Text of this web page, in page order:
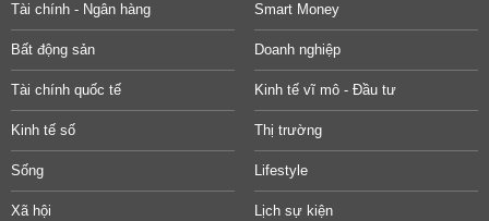
Tài chính - Ngân hàng Smart Money
Bất động sản Doanh nghiệp
Tài chính quốc tế Kinh tế vĩ mô - Đầu tư
Kinh tế số Thị trường
Sống Lifestyle
Xã hội Lịch sự kiện